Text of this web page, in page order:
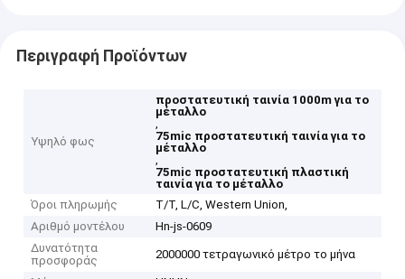
Περιγραφή Προϊόντων
Υψηλό φως
προστατευτική ταινία 1000m για το
μέταλλο
,
75mic προστατευτική ταινία για το
μέταλλο
,
75mic προστατευτική πλαστική
ταινία για το μέταλλο
Όροι πληρωμής
T/T, L/C, Western Union,
Αριθμό μοντέλου
Hn-js-0609
Δυνατότητα
προσφοράς
2000000 τετραγωνικό μέτρο το μήνα